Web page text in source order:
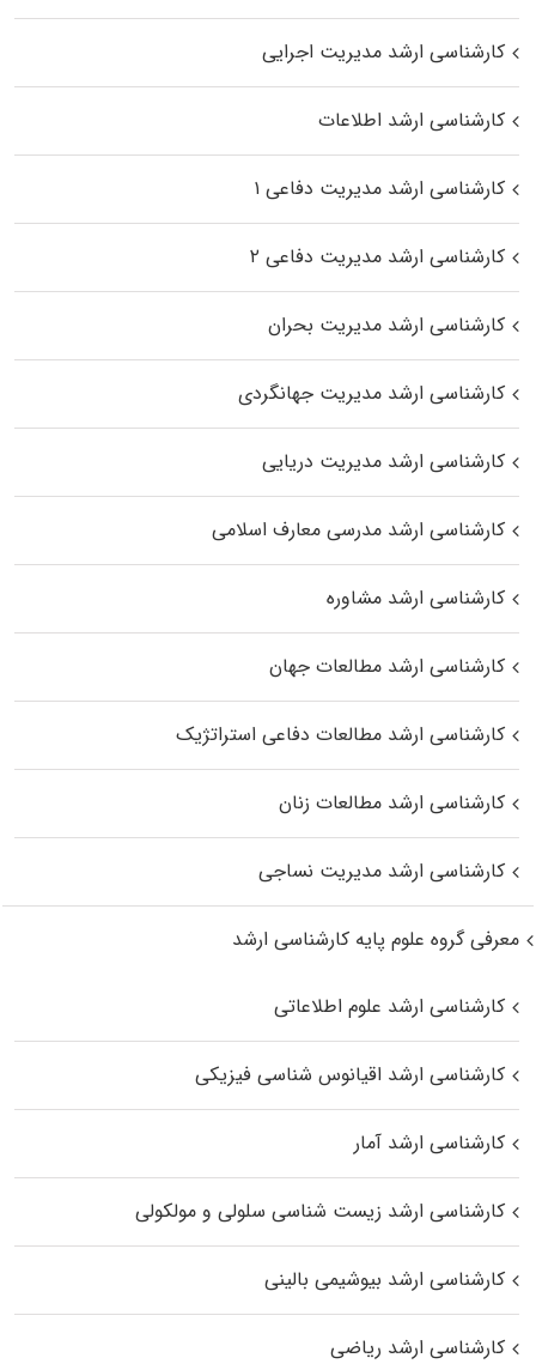
کارشناسی ارشد مدیریت اجرایی
کارشناسی ارشد اطلاعات
کارشناسی ارشد مدیریت دفاعی ۱
کارشناسی ارشد مدیریت دفاعی ۲
کارشناسی ارشد مدیریت بحران
کارشناسی ارشد مدیریت جهانگردی
کارشناسی ارشد مدیریت دریایی
کارشناسی ارشد مدرسی معارف اسلامی
کارشناسی ارشد مشاوره
کارشناسی ارشد مطالعات جهان
کارشناسی ارشد مطالعات دفاعی استراتژیک
کارشناسی ارشد مطالعات زنان
کارشناسی ارشد مدیریت نساجی
معرفی گروه علوم پایه کارشناسی ارشد
کارشناسی ارشد علوم اطلاعاتی
کارشناسی ارشد اقیانوس‌ شناسی فیزیکی
کارشناسی ارشد آمار
کارشناسی ارشد زیست شناسی سلولی و مولکولی
کارشناسی ارشد بیوشیمی بالینی
کارشناسی ارشد ریاضی